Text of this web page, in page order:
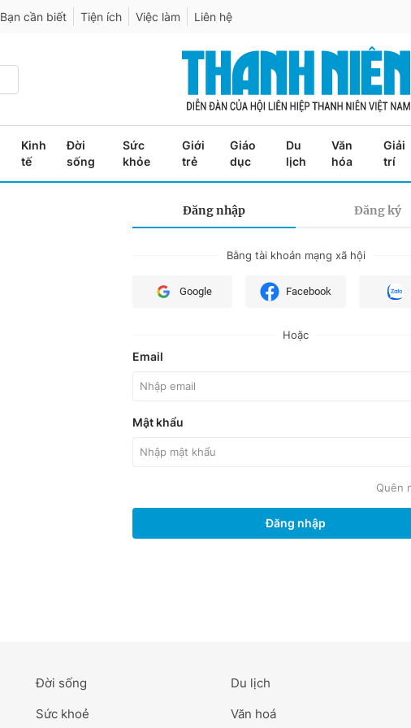
Bạn cần biết Tiện ích Việc làm Liên hệ
Kinh
tế
Đời
sống
Sức
khỏe
Giới
trẻ
Giáo
dục
Du
lịch
Văn
hóa
Giải
trí
Đăng nhập Đăng ký
Bằng tài khoản mạng xã hội
Google Facebook
Hoặc
Email
Mật khẩu
Quên
Đăng nhập
Đời sống
Sức khoẻ
Du lịch
Văn hoá